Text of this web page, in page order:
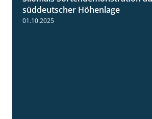
süddeutscher Höhenlage
01.10.2025